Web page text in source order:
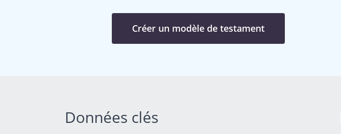
Créer un modèle de testament
Données clés